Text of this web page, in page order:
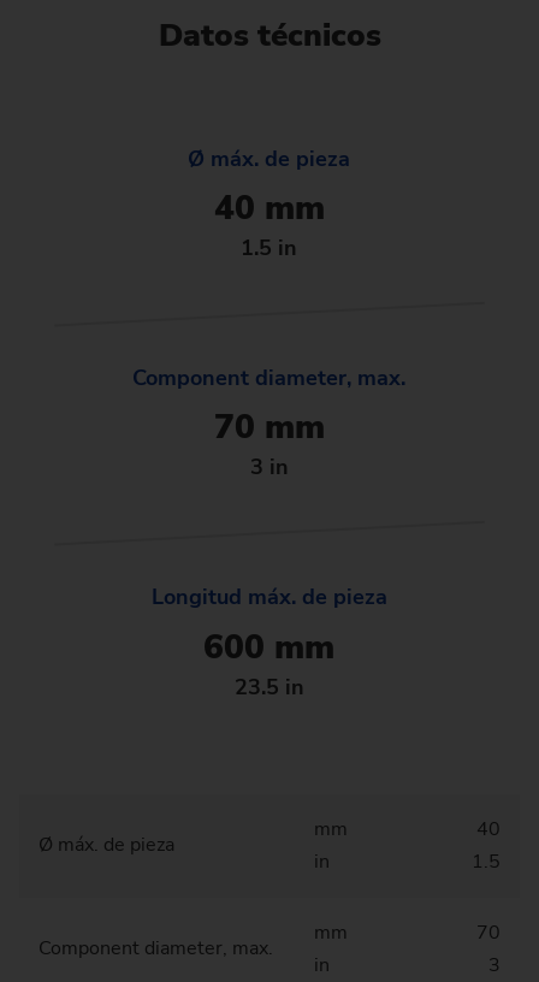
Datos técnicos
Ø máx. de pieza
40 mm
1.5 in
Component diameter, max.
70 mm
3 in
Longitud máx. de pieza
600 mm
23.5 in
Ø máx. de pieza
mm
in
40
1.5
Component diameter, max.
mm
in
70
3